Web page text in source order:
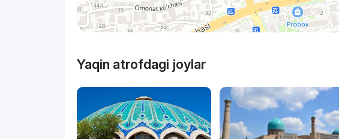
Yaqin atrofdagi joylar